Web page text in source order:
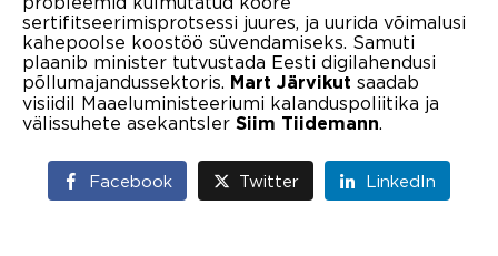
sertifitseerimisprotsessi juures, ja uurida võimalusi
kahepoolse koostöö süvendamiseks. Samuti
plaanib minister tutvustada Eesti digilahendusi
põllumajandussektoris. Mart Järvikut saadab
visiidil Maaeluministeeriumi kalanduspoliitika ja
välissuhete asekantsler Siim Tiidemann.
Facebook Twitter LinkedIn